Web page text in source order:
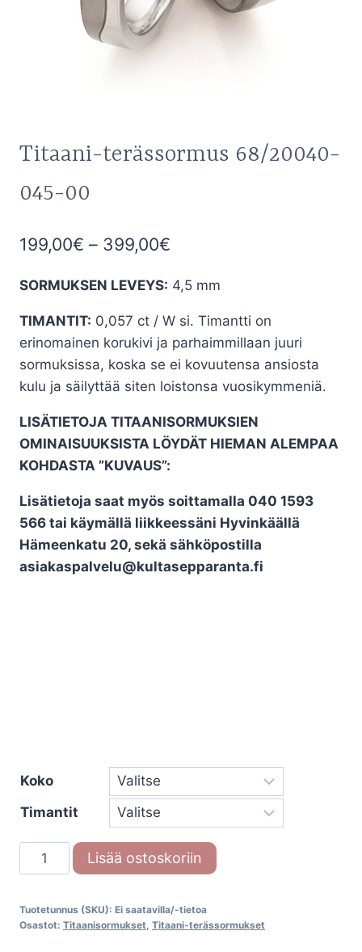
Titaani-terässormus 68/20040-
045-00
199,00€ – 399,00€
399,00€
SORMUKSEN LEVEYS: 4,5 mm
TIMANTIT: 0,057 ct / W si. Timantti on
erinomainen korukivi ja parhaimmillaan juuri
sormuksissa, koska se ei kovuutensa ansiosta
kulu ja säilyttää siten loistonsa vuosikymmeniä.
LISÄTIETOJA TITAANISORMUKSIEN
OMINAISUUKSISTA LÖYDÄT HIEMAN ALEMPAA
KOHDASTA ”KUVAUS”:
Lisätietoja saat myös soittamalla 040 1593
566 tai käymällä liikkeessäni Hyvinkäällä
Hämeenkatu 20, sekä sähköpostilla
asiakaspalvelu@kultasepparanta.fi
Koko
Timantit
Titaani-
terässormus
045-
Lisää ostoskoriin
Tuotetunnus (SKU): Ei saatavilla/-tietoa
Osastot: Titaanisormukset, Titaani-terässormukset